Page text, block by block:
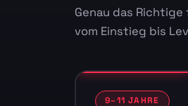
Genau das
vom Einstieg bis
9–11 JAHRE